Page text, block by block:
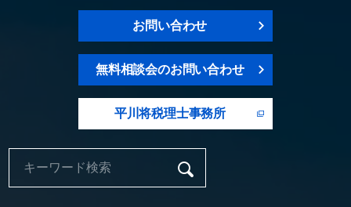
お問い合わせ
無料相談会のお問い合わせ
平川将税理士事務所